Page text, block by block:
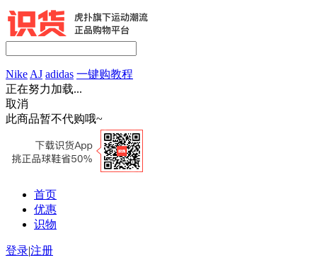
Nike AJ adidas 一键购教程
正在努力加载...
取消
此商品暂不代购哦~
首页
优惠
识物
登录|注册